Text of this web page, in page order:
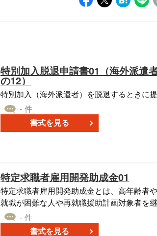
特別加入脱退申請書01（海外派遣
の12）
特別加入（海外派遣者）を脱退するときに
- 件
書式を見る
特定求職者雇用開発助成金01
特定求職者雇用開発助成金とは、高年齢者
就職が困難な人や再就職援助計画対象者を
労働者として雇い入れるときに支給される
説した書類
- 件
書式を見る